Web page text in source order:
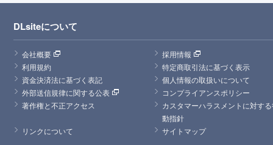
DLsiteについて
会社概要
採用情報
利用規約
特定商取引法に基づく表示
資金決済法に基づく表記
個人情報の取扱いについて
外部送信規律に関する公表
コンプライアンスポリシー
著作権と不正アクセス
カスタマーハラスメントに対す
動指針
リンクについて
サイトマップ